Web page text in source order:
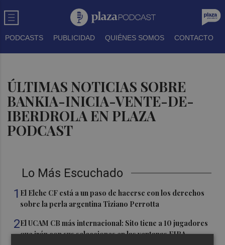
PODCASTS PUBLICIDAD QUIÉNES SOMOS CONTACTO
ÚLTIMAS NOTICIAS SOBRE
BANKIA-INICIA-VENTE-DE-
IBERDROLA EN PLAZA
PODCAST
Lo Más Escuchado
1 El Elche CF está a un paso de hacerse con los derechos
sobre la perla argentina Tiziano Perrotta
2El UCAM CB más internacional: Sito tiene a 10 jugadores
que irán con sus selecciones en las ventanas FIBA